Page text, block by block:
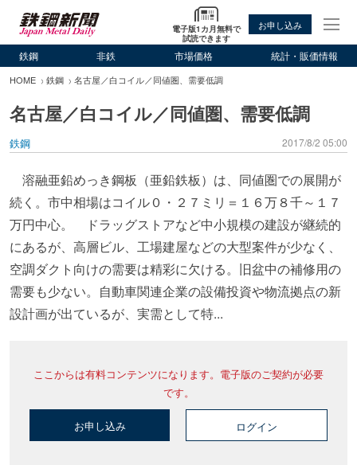
電子版1カ月無料で
試読できます
お申し込み
鉄鋼 非鉄 市場価格 統計・販価情報
HOME 鉄鋼 名古屋／白コイル／同値圏、需要低調
名古屋／白コイル／同値圏、需要低調
鉄鋼 2017/8/2 05:00
溶融亜鉛めっき鋼板（亜鉛鉄板）は、同値圏での展開が
続く。市中相場はコイル０・２７ミリ＝１６万８千～１７
万円中心。 ドラッグストアなど中小規模の建設が継続的
にあるが、高層ビル、工場建屋などの大型案件が少なく、
空調ダクト向けの需要は精彩に欠ける。旧盆中の補修用の
需要も少ない。自動車関連企業の設備投資や物流拠点の新
設計画が出ているが、実需として特...
ここからは有料コンテンツになります。電子版のご契約が必要
です。
お申し込み ログイン